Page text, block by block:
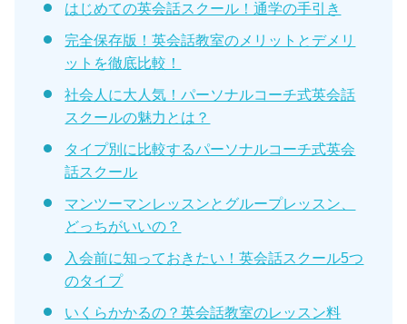
はじめての英会話スクール！通学の手引き
完全保存版！英会話教室のメリットとデメリ
ットを徹底比較！
社会人に大人気！パーソナルコーチ式英会話
スクールの魅力とは？
タイプ別に比較するパーソナルコーチ式英会
話スクール
マンツーマンレッスンとグループレッスン、
どっちがいいの？
入会前に知っておきたい！英会話スクール5つ
のタイプ
いくらかかるの？英会話教室のレッスン料